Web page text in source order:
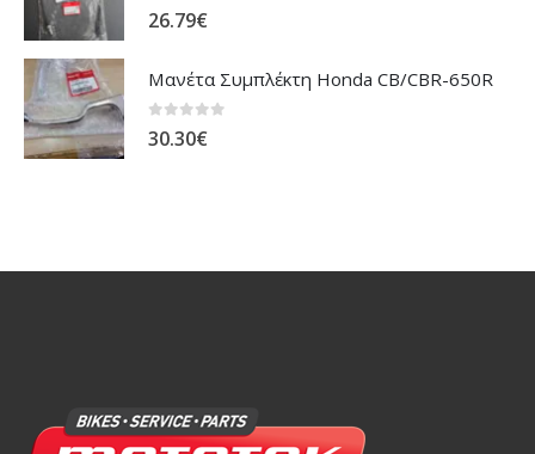
26.79€
Μανέτα Συμπλέκτη Honda CB/CBR-650R
30.30€